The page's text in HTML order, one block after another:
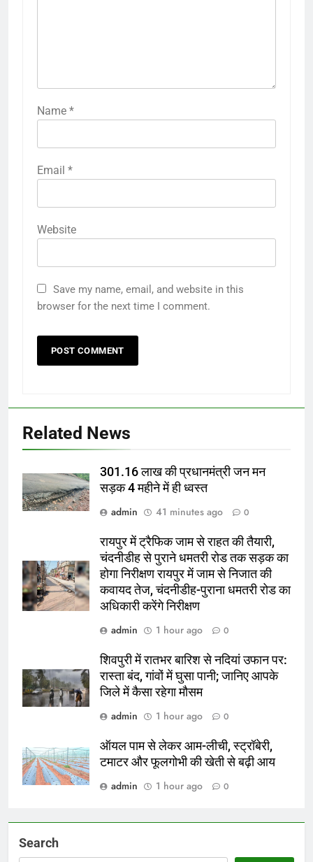
Name *
Email *
Website
Save my name, email, and website in this
browser for the next time I comment.
Related News
301.16 लाख की प्रधानमंत्री जन मन
सड़क 4 महीने में ही ध्वस्त
admin
41 minutes ago 0
रायपुर में ट्रैफिक जाम से राहत की तैयारी,
चंदनीडीह से पुराने धमतरी रोड तक सड़क का
होगा निरीक्षण रायपुर में जाम से निजात की
कवायद तेज, चंदनीडीह-पुराना धमतरी रोड का
अधिकारी करेंगे निरीक्षण
admin
1 hour ago 0
शिवपुरी में रातभर बारिश से नदियां उफान पर:
रास्ता बंद, गांवों में घुसा पानी; जानिए आपके
जिले में कैसा रहेगा मौसम
admin
1 hour ago 0
ऑयल पाम से लेकर आम-लीची, स्ट्रॉबेरी,
टमाटर और फूलगोभी की खेती से बढ़ी आय
admin
1 hour ago 0
Search